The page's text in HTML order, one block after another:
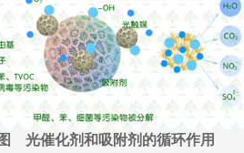
光催化剂和吸附剂的循环作用